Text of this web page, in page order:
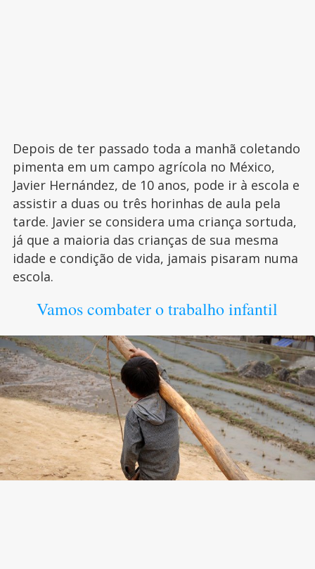
Depois de ter passado toda a manhã coletando
pimenta em um campo agrícola no México,
Javier Hernández, de 10 anos, pode ir à escola e
assistir a duas ou três horinhas de aula pela
tarde. Javier se considera uma criança sortuda,
já que a maioria das crianças de sua mesma
idade e condição de vida, jamais pisaram numa
escola.
Vamos combater o trabalho infantil